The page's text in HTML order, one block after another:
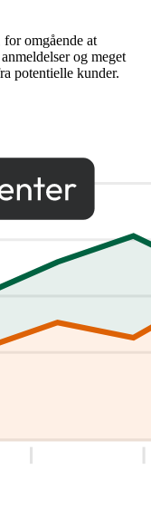
omgående at
og meget
potentielle kunder.